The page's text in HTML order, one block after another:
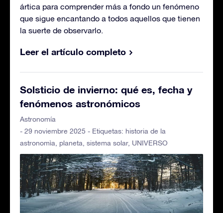
ártica para comprender más a fondo un fenómeno
que sigue encantando a todos aquellos que tienen
la suerte de observarlo.
Leer el artículo completo
Solsticio de invierno: qué es, fecha y
fenómenos astronómicos
Astronomía
- 29 noviembre 2025 - Etiquetas: historia de la
astronomìa, planeta, sistema solar, UNIVERSO